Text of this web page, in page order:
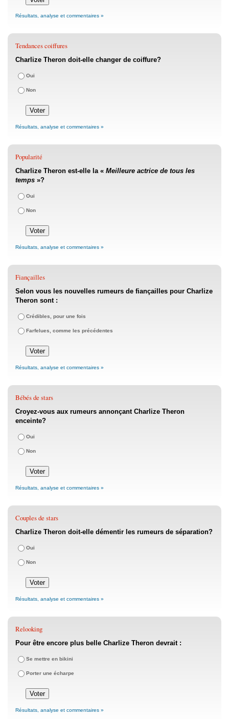
Résultats, analyse et commentaires »
Tendances coiffures
Charlize Theron doit-elle changer de coiffure?
Oui
Non
Résultats, analyse et commentaires »
Popularité
Charlize Theron est-elle la « Meilleure actrice de tous les
temps »?
Oui
Non
Résultats, analyse et commentaires »
Fiançailles
Selon vous les nouvelles rumeurs de fiançailles pour Charlize
Theron sont :
Crédibles, pour une fois
Farfelues, comme les précédentes
Résultats, analyse et commentaires »
Bébés de stars
Croyez-vous aux rumeurs annonçant Charlize Theron
enceinte?
Oui
Non
Résultats, analyse et commentaires »
Couples de stars
Charlize Theron doit-elle démentir les rumeurs de séparation?
Oui
Non
Résultats, analyse et commentaires »
Relooking
Pour être encore plus belle Charlize Theron devrait :
Se mettre en bikini
Porter une écharpe
Résultats, analyse et commentaires »